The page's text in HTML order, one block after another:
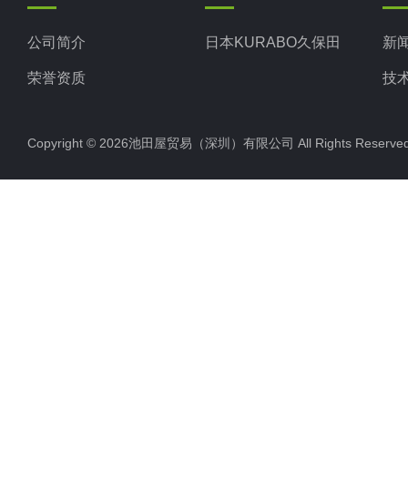
公司简介
荣誉资质
日本KURABO久保田 新
技
Copyright © 2026池田屋贸易（深圳）有限公司 All Rights